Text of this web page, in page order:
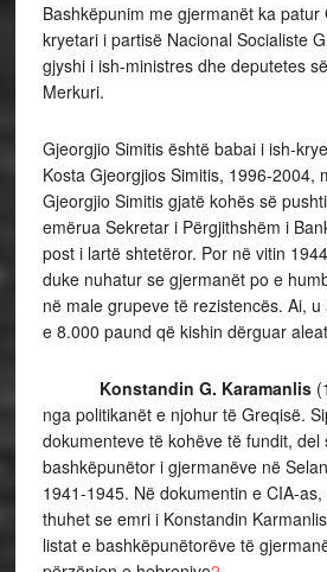
Bashkëpunim me gjermanët ka patur
kryetari i partisë Nacional Socialiste
gjyshi i ish-ministres dhe deputetes
Merkuri.
Gjeorgjio Simitis është babai i ish-
Kosta Gjeorgjios Simitis, 1996-2004,
Gjeorgjio Simitis gjatë kohës së
emërua Sekretar i Përgjithshëm i
post i lartë shtetëror. Por në vitin
duke nuhatur se gjermanët po e
në male grupeve të rezistencës. Ai,
e 8.000 paund që kishin dërguar
Konstandin G. Karamanlis
nga politikanët e njohur të Greqisë.
dokumenteve të kohëve të fundit, del
bashkëpunëtor i gjermanëve në
1941-1945. Në dokumentin e CIA-
thuhet se emri i Konstandin
listat e bashkëpunëtorëve të